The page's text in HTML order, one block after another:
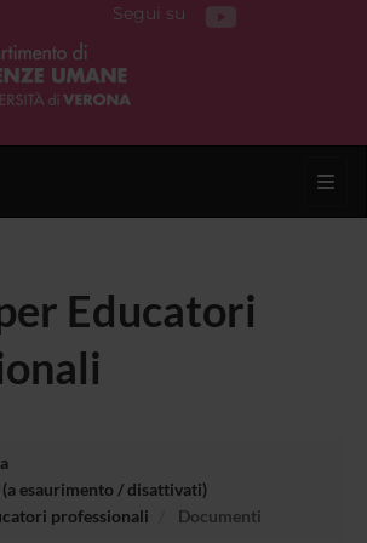
Segui su
Educatori
esaurimento / disattivati)
professionali
Documenti